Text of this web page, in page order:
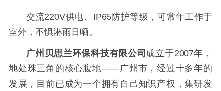
交流220V供电、IP65防护等级，可常年工作于
室外，不惧淋雨日晒。
广州贝思兰环保科技有限公司 成立于2007年，
地处珠三角的核心腹地——广州市，经过十多年的
发展，目前已成为一个拥有自己知识产权，集研发